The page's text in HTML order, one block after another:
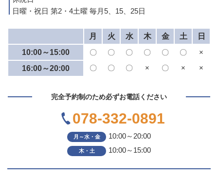
日曜・祝日 第2・4土曜 毎月5、15、25日
月 火 水 木 金 土
日
10:00～15:00
〇 〇 〇 〇 〇 〇
×
16:00～20:00
〇 〇 〇 × 〇 × ×
完全予約制のため必ずお電話ください
078-332-0891
月～水・金 10:00～20:00
木・土 10:00～15:00